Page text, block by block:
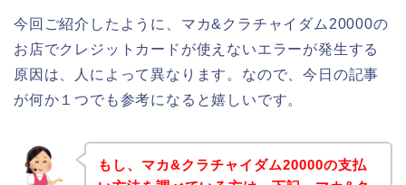
今回ご紹介したように、マカ&クラチャイダム20000の
お店でクレジットカードが使えないエラーが発生する
原因は、人によって異なります。なので、今日の記事
が何か１つでも参考になると嬉しいです。
もし、マカ&クラチャイダム20000の支払